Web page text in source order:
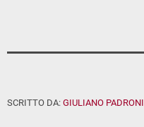
SCRITTO DA: GIULIANO PADRONI